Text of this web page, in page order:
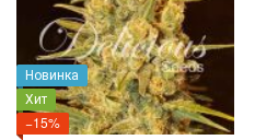
Новинка
Хит
−15%